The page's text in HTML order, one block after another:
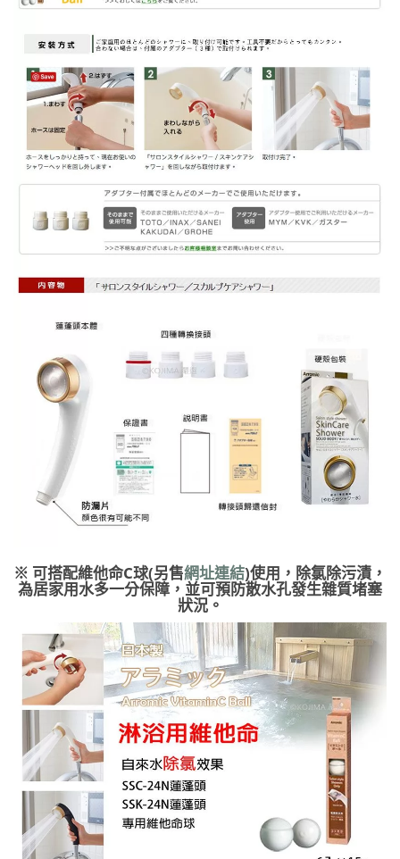
※ 可搭配維他命C球(另售網址連結)使用，除氯除污漬，
為居家用水多一分保障，並可預防散水孔發生雜質堵塞
狀況。